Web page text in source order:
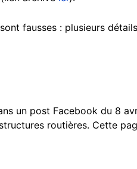
fausses : plusieurs
un post Facebook du 8
routières. Cette